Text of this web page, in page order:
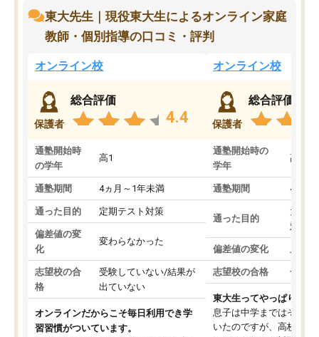
東大先生｜現役東大生によるオンライン家庭
教師・個別指導の口コミ・評判
オンライン校
保護者
総合評価
4.4
通塾開始時
の学年
高1
通塾期間 4ヵ月～1年未満
通った目的 定期テスト対策
偏差値の変
化
変わらなかった
志望校の合
格
受験していない/結果が
出ていない
オンラインだからこそ毎日利用でき学
習習慣がついています。
オンライン校
保護者
総合評価
通塾開始時の
学年
高3
通塾期間 4ヵ月
通った目的
大学
対策
偏差値の変化 上が
志望校の合格 合格
東大生ってやっぱりすご
息子は中学まではそこそ
いたのですが、高校に入